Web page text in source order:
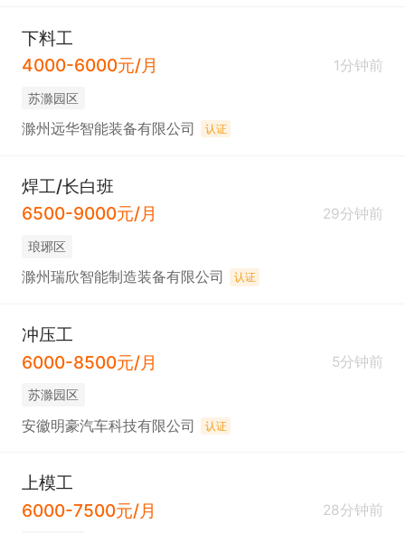
下料工
4000-6000元/月
1分钟前
苏滁园区
滁州远华智能装备有限公司 认证
焊工/长白班
6500-9000元/月
29分钟前
琅琊区
滁州瑞欣智能制造装备有限公司 认证
冲压工
6000-8500元/月
5分钟前
苏滁园区
安徽明豪汽车科技有限公司 认证
上模工
6000-7500元/月
28分钟前